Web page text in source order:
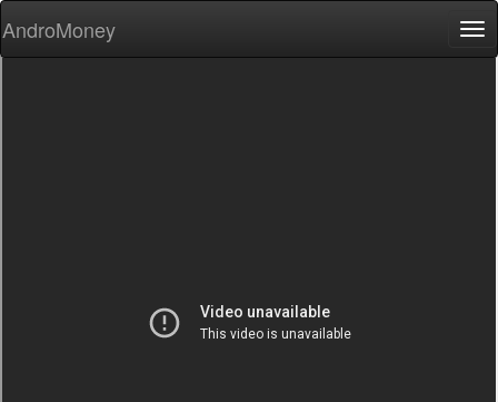
AndroMoney